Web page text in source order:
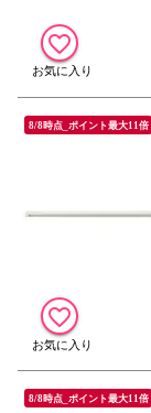
8/8時点_ポイント最大11倍
8/8時点_ポイント最大11倍